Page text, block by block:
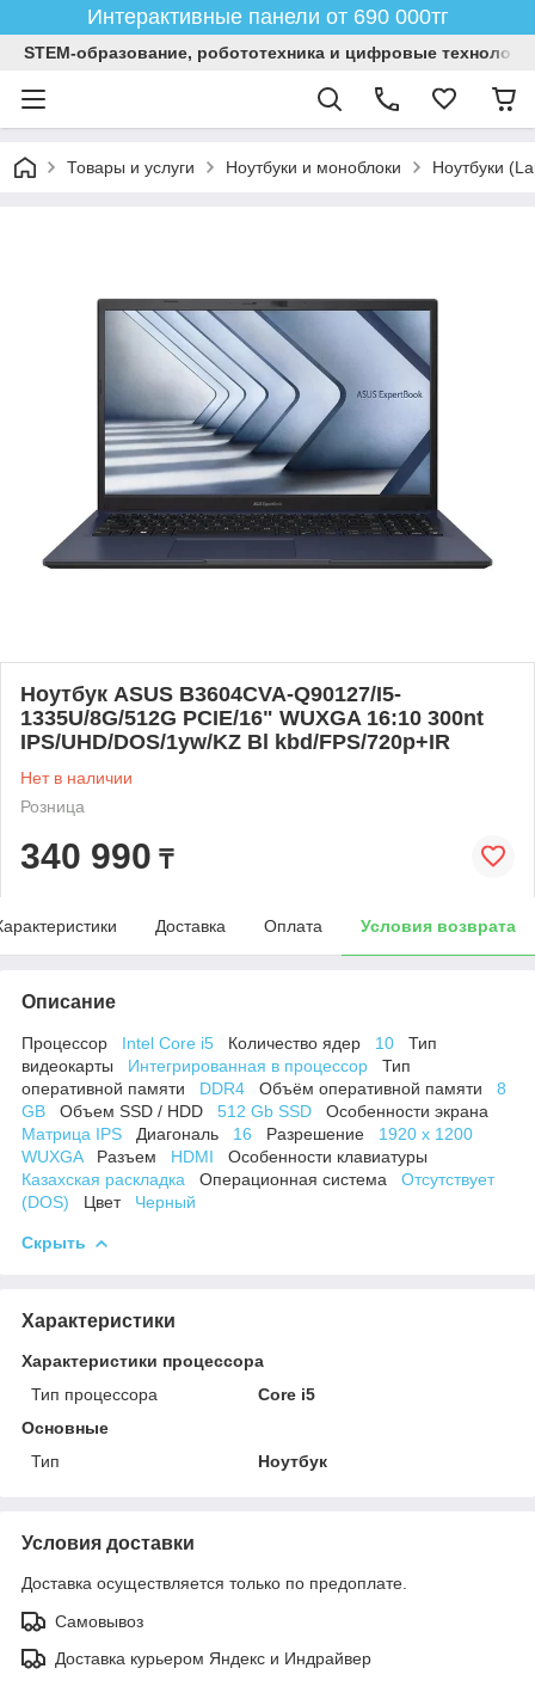
Интерактивные панели от 690 000тг
STEM-образование, робототехника и цифровые
Товары и услуги Ноутбуки и моноблоки Ноутбуки
Ноутбук ASUS B3604CVA-Q90127/I5-
1335U/8G/512G PCIE/16" WUXGA 16:10 300nt
IPS/UHD/DOS/1yw/KZ Bl kbd/FPS/720p+IR
Нет в наличии
Розница
340 990 ₸
Доставка Оплата Условия возврата
Описание
Процессор Intel Core i5 Количество ядер 10 Тип
видеокарты Интегрированная в процессор Тип
оперативной памяти DDR4 Объём оперативной памяти 8
GB Объем SSD / HDD 512 Gb SSD Особенности экрана
Матрица IPS Диагональ 16 Разрешение 1920 x 1200
WUXGAРазъем HDMI Особенности клавиатуры
Казахская раскладка Операционная система Отсутствует
(DOS) Цвет Черный
Скрыть
Характеристики
Характеристики процессора
Тип процессора
Core i5
Основные
Тип
Ноутбук
Условия доставки
Доставка осуществляется только по предоплате.
Самовывоз
Доставка курьером Яндекс и Индрайвер